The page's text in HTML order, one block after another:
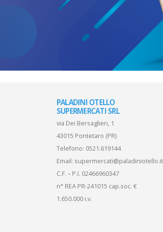
PALADINI OTELLO
SUPERMERCATI SRL
via Dei Bersaglieri, 1
43015 Pontetaro (PR)
Telefono: 0521.619144
Email: supermercati@paladiniotello.it
C.F. – P.I. 02466960347
n° REA PR-241015 cap.soc. €
1.650.000 i.v.